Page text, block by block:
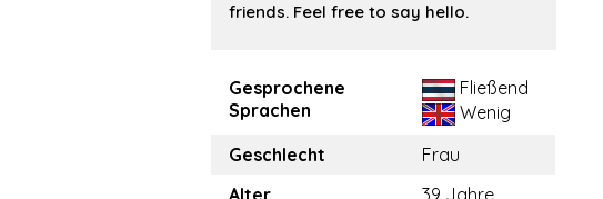
friends. Feel free to say hello.
Gesprochene
Sprachen
Fließend
Wenig
Geschlecht
Frau